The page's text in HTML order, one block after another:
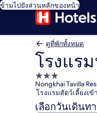
ข้ามไปยังส่วนหลักของหน้า
ดูที่พักทั้งหมด
โรงแร
ที่พัก
3.0
ดาว
Nongkhai Tavilla
โรงแรมสัตว์เลี้ยงเ
เลือกวันเดินท